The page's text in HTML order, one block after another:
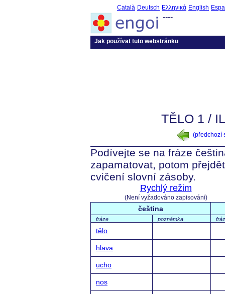
Català Deutsch Ελληνικά English
----
Jak používat tuto webstránku
TĚLO 1 /
(předchozí
Podívejte se na fráze
zapamatovat, potom
cvičení slovní zásoby.
Rychlý režim
(Není vyžadováno zapisování)
čeština
fráze poznámka
tělo
hlava
ucho
nos